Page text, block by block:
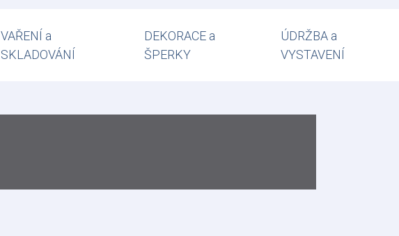
VAŘENÍ a
SKLADOVÁNÍ
DEKORACE a
ŠPERKY
ÚDRŽBA a
VYSTAVENÍ